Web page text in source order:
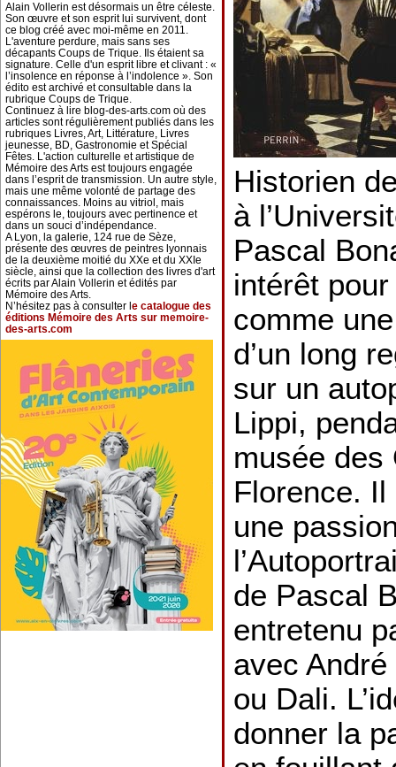
Alain Vollerin est désormais un être céleste.
Son œuvre et son esprit lui survivent, dont
ce blog créé avec moi-même en 2011.
L'aventure perdure, mais sans ses
décapants Coups de Trique. Ils étaient sa
signature. Celle d'un esprit libre et clivant : «
l’insolence en réponse à l’indolence ». Son
édito est archivé et consultable dans la
rubrique Coups de Trique.
Continuez à lire blog-des-arts.com où des
articles sont régulièrement publiés dans les
rubriques Livres, Art, Littérature, Livres
jeunesse, BD, Gastronomie et Spécial
Fêtes. L'action culturelle et artistique de
Mémoire des Arts est toujours engagée
dans l’esprit de transmission. Un autre style,
mais une même volonté de partage des
connaissances. Moins au vitriol, mais
espérons le, toujours avec pertinence et
dans un souci d’indépendance.
A Lyon, la galerie, 124 rue de Sèze,
présente des œuvres de peintres lyonnais
de la deuxième moitié du XXe et du XXIe
siècle, ainsi que la collection des livres d'art
écrits par Alain Vollerin et édités par
Mémoire des Arts.
N’hésitez pas à consulter l e catalogue des
éditions Mémoire des Arts sur memoire-
des-arts.com
Historien
à
Pascal
intérêt
comme
d’un long
sur un
Lippi,
musée des
Florence.
une
de Pascal
entretenu
avec
ou Dali.
donner la